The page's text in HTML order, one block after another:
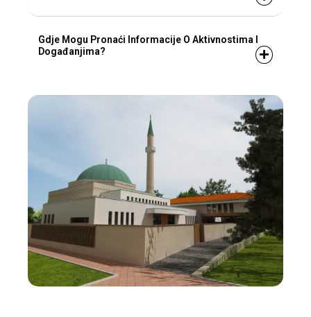
Gdje Mogu Pronaći Informacije O Aktivnostima I
Događanjima?